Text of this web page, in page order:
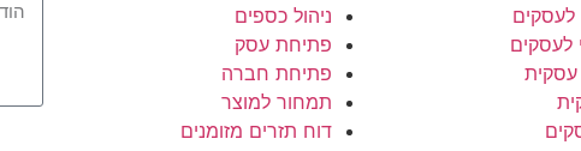
לעסקים
לעסקים
ניהול כספים
פתיחת עסק
פתיחת חברה
תמחור למוצר
דוח תזרים מזומנים